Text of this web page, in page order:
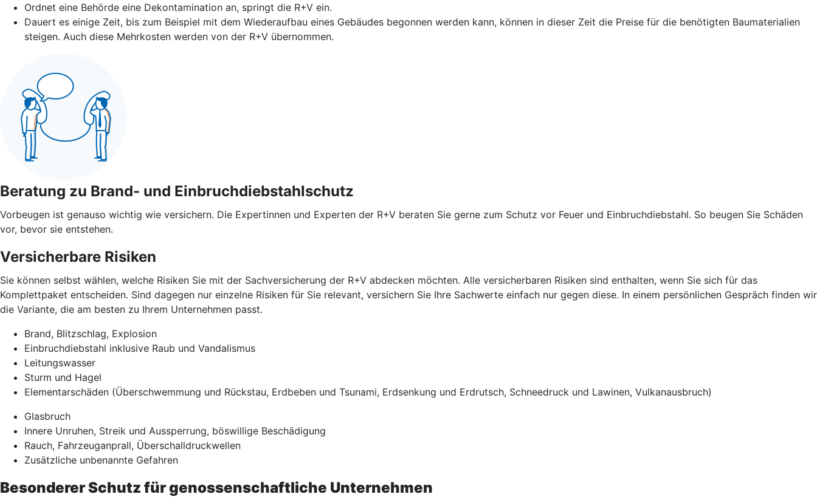
Ordnet eine Behörde eine Dekontamination an, springt die R+V ein.
Dauert es einige Zeit, bis zum Beispiel mit dem Wiederaufbau eines Gebäudes begonnen werden kann, können in dieser Zeit die Preise für die benötigten Baumaterialien
steigen. Auch diese Mehrkosten werden von der R+V übernommen.
Beratung zu Brand- und Einbruchdiebstahlschutz
Vorbeugen ist genauso wichtig wie versichern. Die Expertinnen und Experten der R+V beraten Sie gerne zum Schutz vor Feuer und Einbruchdiebstahl. So beugen Sie Schäden
vor, bevor sie entstehen.
Versicherbare Risiken
Sie können selbst wählen, welche Risiken Sie mit der Sachversicherung der R+V abdecken möchten. Alle versicherbaren Risiken sind enthalten, wenn Sie sich für das
Komplettpaket entscheiden. Sind dagegen nur einzelne Risiken für Sie relevant, versichern Sie Ihre Sachwerte einfach nur gegen diese. In einem persönlichen Gespräch finden wir
die Variante, die am besten zu Ihrem Unternehmen passt.
Brand, Blitzschlag, Explosion
Einbruchdiebstahl inklusive Raub und Vandalismus
Leitungswasser
Sturm und Hagel
Elementarschäden (Überschwemmung und Rückstau, Erdbeben und Tsunami, Erdsenkung und Erdrutsch, Schneedruck und Lawinen, Vulkanausbruch)
Glasbruch
Innere Unruhen, Streik und Aussperrung, böswillige Beschädigung
Rauch, Fahrzeuganprall, Überschalldruckwellen
Zusätzliche unbenannte Gefahren
Besonderer Schutz für genossenschaftliche Unternehmen